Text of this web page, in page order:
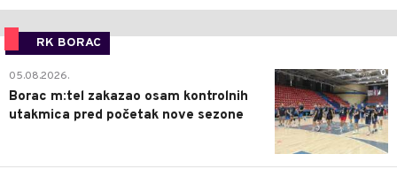
RK BORAC
0
05.08.2026.
Borac m:tel zakazao osam kontrolnih
utakmica pred početak nove sezone